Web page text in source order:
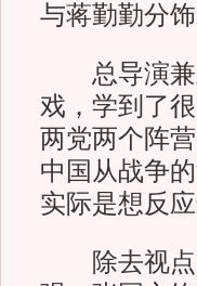
与蒋勤勤分
总导演兼
戏，学到了
两党两个阵
中国从战争
实际是想反
除去视点